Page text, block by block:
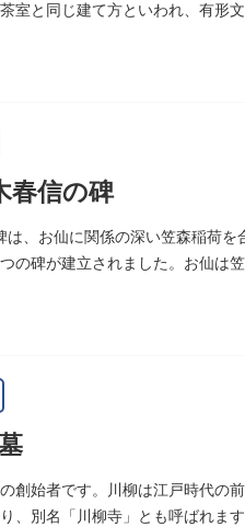
室と同じ建て方といわれ、有形
春信の碑
は、お仙に関係の深い笠森稲荷
の碑が建立されました。お仙は
創始者です。川柳は江戸時代の
り、別名「川柳寺」とも呼ばれ